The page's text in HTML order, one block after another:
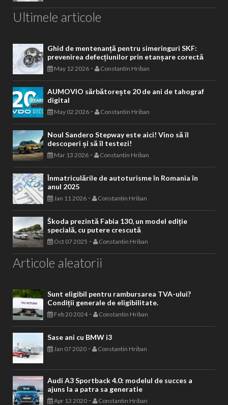
Ultimele articole
Ghid de mentenanță pentru simeringuri SKF:
prevenirea defecțiunilor prin etanșare corectă
May 12 2026 - Constantin Hriban
AUMOVIO sărbătorește 20 de ani de tahograf
digital
May 02 2026 - Constantin Hriban
Noul Sandero Stepway este aici! Vino să îl
descoperi și să îl testezi!
Mar 13 2026 - Constantin Hriban
Înmatriculările de autoturisme în Romania în
anul 2025
Jan 11 2026 - Constantin Hriban
Škoda prezintă Fabia 130, un model ediție
specială, cu putere crescută
Oct 07 2025 - Constantin Hriban
Articole aleatorii
Sunt eligibil pentru rambursarea TVA-ului?
Condiții generale de eligibilitate.
Feb 20 2024- Constantin Hriban
Sase ani cu BMW i3
Jan 07 2020 - Constantin Hriban
Audi A3 Sportback 4.0: modelul de succes a
ajuns la a patra sa generatie
Apr 13 2020 - Constantin Hriban